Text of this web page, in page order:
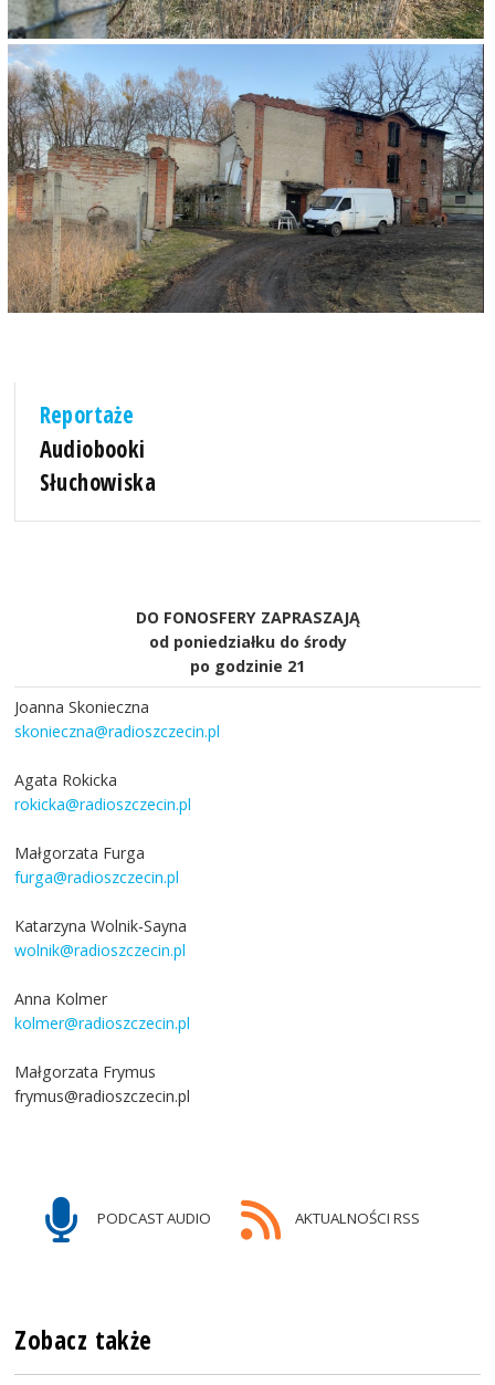
Reportaże
Audiobooki
Słuchowiska
DO FONOSFERY ZAPRASZAJĄ
od poniedziałku do środy
po godzinie 21
Joanna Skonieczna
skonieczna@radioszczecin.pl
Agata Rokicka
rokicka@radioszczecin.pl
Małgorzata Furga
furga@radioszczecin.pl
Katarzyna Wolnik-Sayna
wolnik@radioszczecin.pl
Anna Kolmer
kolmer@radioszczecin.pl
Małgorzata Frymus
frymus@radioszczecin.pl
PODCAST AUDIO AKTUALNOŚCI RSS
Zobacz także